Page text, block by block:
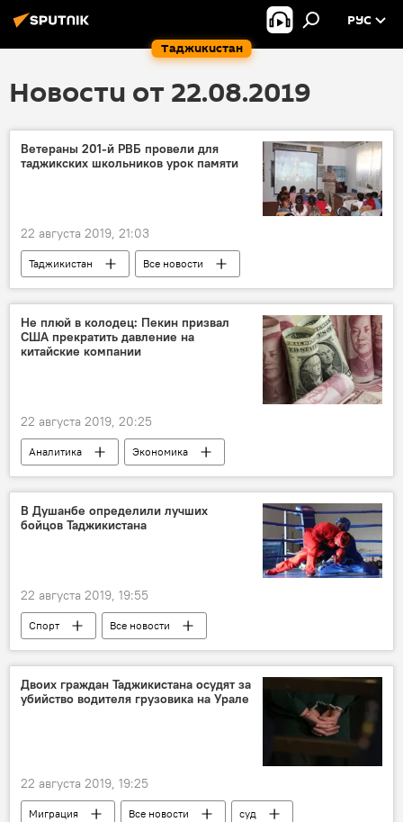
Таджикистан
РУС
Новости от 22.08.2019
Ветераны 201-й РВБ провели для
таджикских школьников урок памяти
22 августа 2019, 21:03
Таджикистан
Все новости
201-я РВБ в Таджикистане
ОДКБ
Не плюй в колодец: Пекин призвал
США прекратить давление на
китайские компании
22 августа 2019, 20:25
Аналитика
Экономика
Все новости
В Душанбе определили лучших
бойцов Таджикистана
22 августа 2019, 19:55
Спорт
Все новости
Таджикистан: свежие новости спорта
универсальный бой
Таджикистан
Двоих граждан Таджикистана осудят за
убийство водителя грузовика на Урале
22 августа 2019, 19:25
Миграция Все новости
суд